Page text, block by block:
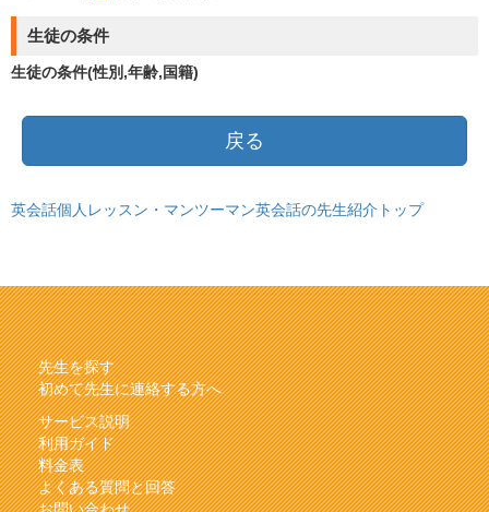
生徒の条件
生徒の条件(性別,年齢,国籍)
戻る
英会話個人レッスン・マンツーマン英会話の先生紹介トップ
先生を探す
初めて先生に連絡する方へ
サービス説明
利用ガイド
料金表
よくある質問と回答